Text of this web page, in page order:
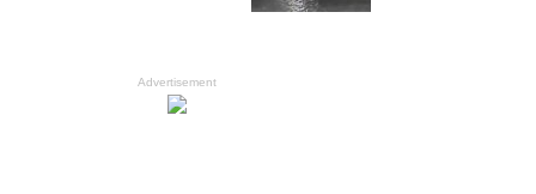
Advertisement